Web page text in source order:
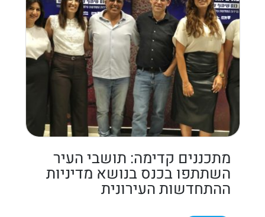
מתכננים קדימה: תושבי העיר
השתתפו בכנס בנושא מדיניות
ההתחדשות העירונית